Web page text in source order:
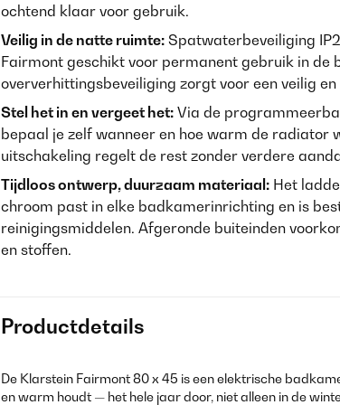
ochtend klaar voor gebruik.
Veilig in de natte ruimte: Spatwaterbeveiliging
Fairmont geschikt voor permanent gebruik in de
oververhittingsbeveiliging zorgt voor een veilig
Stel het in en vergeet het: Via de
bepaal je zelf wanneer en hoe warm de radiator
uitschakeling regelt de rest zonder verdere
Tijdloos ontwerp, duurzaam materiaal: Het
chroom past in elke badkamerinrichting en is
reinigingsmiddelen. Afgeronde buiteinden
en stoffen.
Productdetails
De Klarstein Fairmont 80 x 45 is een elektrische
en warm houdt — het hele jaar door, niet alleen in de